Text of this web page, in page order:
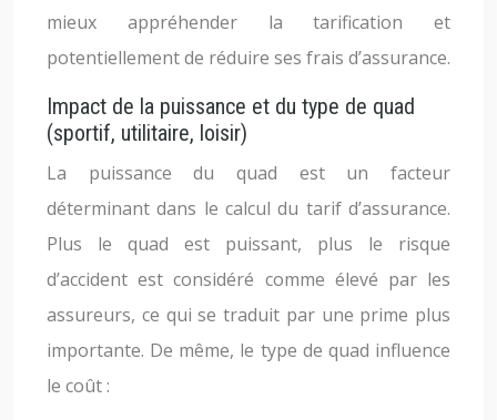
mieux appréhender la tarification et
potentiellement de réduire ses frais d’assurance.
Impact de la puissance et du type de quad
(sportif, utilitaire, loisir)
La puissance du quad est un facteur
déterminant dans le calcul du tarif d’assurance.
Plus le quad est puissant, plus le risque
d’accident est considéré comme élevé par les
assureurs, ce qui se traduit par une prime plus
importante. De même, le type de quad influence
le coût :